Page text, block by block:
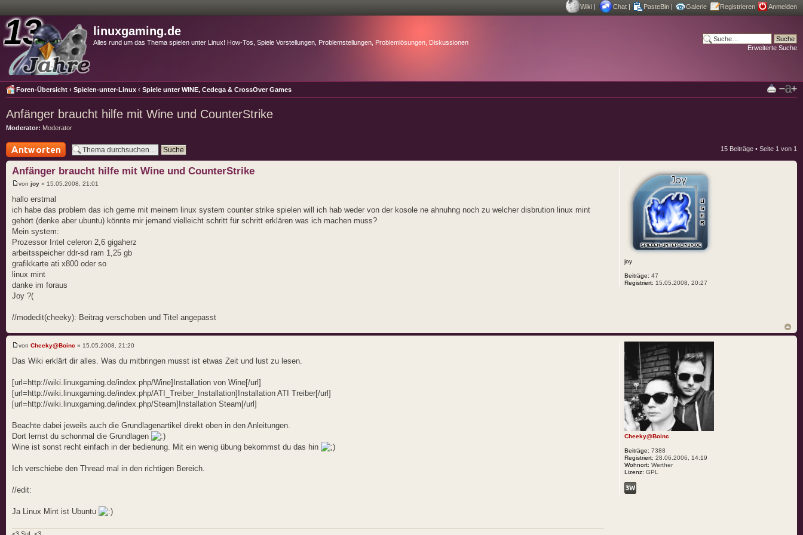
Wiki | Chat | PasteBin | Galerie Registrieren Anmelden
linuxgaming.de
Alles rund um das Thema spielen unter Linux! How-Tos, Spiele Vorstellungen, Problemstellungen, Problemlösungen, Diskussionen
Erweiterte Suche
Foren-Übersicht ‹ Spielen-unter-Linux ‹ Spiele unter WINE, Cedega & CrossOver Games
Anfänger braucht hilfe mit Wine und CounterStrike
Moderator: Moderator
Antwort schreiben
15 Beiträge • Seite 1 von 1
Anfänger braucht hilfe mit Wine und CounterStrike
von joy » 15.05.2008, 21:01
hallo erstmal
ich habe das problem das ich gerne mit meinem linux system counter strike spielen will ich hab weder von der kosole ne ahnuhng noch zu welcher disbrution linux mint
gehört (denke aber ubuntu) könnte mir jemand vielleicht schritt für schritt erklären was ich machen muss?
Mein system:
Prozessor Intel celeron 2,6 gigaherz
arbeitsspeicher ddr-sd ram 1,25 gb
grafikkarte ati x800 oder so
linux mint
danke im foraus
Joy ?(
//modedit(cheeky): Beitrag verschoben und Titel angepasst
joy
Beiträge: 47
Registriert: 15.05.2008, 20:27
von Cheeky@Boinc » 15.05.2008, 21:20
Das Wiki erklärt dir alles. Was du mitbringen musst ist etwas Zeit und lust zu lesen.
[url=http://wiki.linuxgaming.de/index.php/Wine]Installation von Wine[/url]
[url=http://wiki.linuxgaming.de/index.php/ATI_Treiber_Installation]Installation ATI Treiber[/url]
[url=http://wiki.linuxgaming.de/index.php/Steam]Installation Steam[/url]
Beachte dabei jeweils auch die Grundlagenartikel direkt oben in den Anleitungen.
Dort lernst du schonmal die Grundlagen
Wine ist sonst recht einfach in der bedienung. Mit ein wenig übung bekommst du das hin
Ich verschiebe den Thread mal in den richtigen Bereich.
//edit:
Ja Linux Mint ist Ubuntu
Cheeky@Boinc
Beiträge: 7388
Registriert: 28.06.2006, 14:19
Wohnort: Werther
Lizenz: GPL